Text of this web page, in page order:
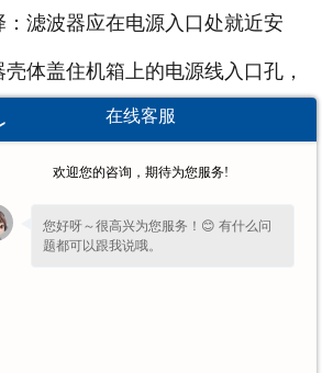
滤波器应在电源入口处就近安
体盖住机箱上的电源线入口孔，
徽带通滤波器的安装需要注意接地
扰源、与机箱的搭接、输入输出
置的选择。这些注意事项能够确
时发挥更好性能。
在线客服
欢迎您的咨询，期待为您服务!
您好呀～很高兴为您服务！😊 有什么问
题都可以跟我说哦。